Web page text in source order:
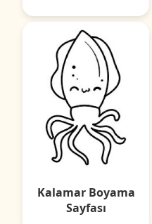
Kalamar Boyama
Sayfası